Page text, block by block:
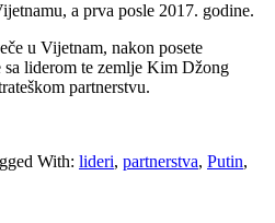
a prva posle 2017. godine.
u Vijetnam, nakon posete
liderom te zemlje Kim Džong
partnerstvu.
With: lideri, partnerstva, Putin,